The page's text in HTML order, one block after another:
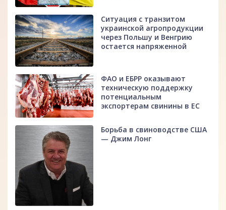
Ситуация с транзитом
украинской агропродукции
через Польшу и Венгрию
остается напряженной
ФАО и ЕБРР оказывают
техническую поддержку
потенциальным
экспортерам свинины в ЕС
Борьба в свиноводстве США
— Джим Лонг